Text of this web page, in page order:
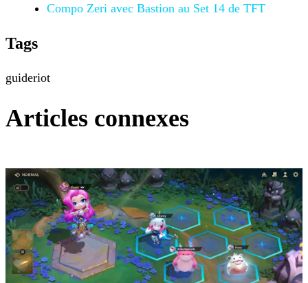
Compo Zeri avec Bastion au Set 14 de TFT
Tags
guideriot
Articles connexes